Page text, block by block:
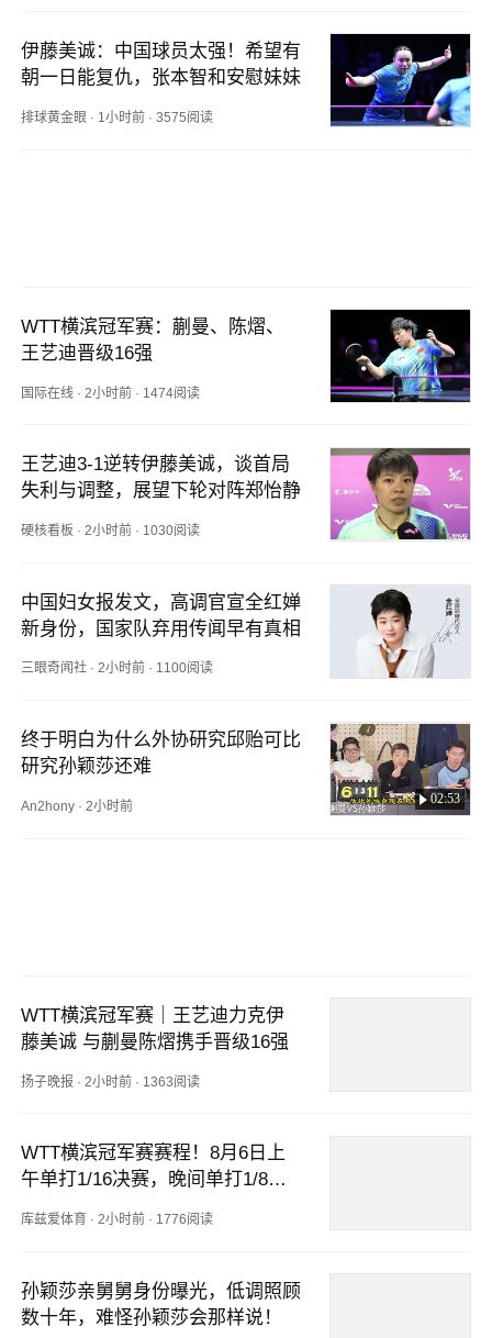
伊藤美诚：中国球员太强！希望有
朝一日能复仇，张本智和安慰妹妹
排球黄金眼 · 1小时前 ·3575阅读
WTT横滨冠军赛：蒯曼、陈熠、
王艺迪晋级16强
国际在线 · 2小时前 · 1474阅读
王艺迪3-1逆转伊藤美诚，谈首局
失利与调整，展望下轮对阵郑怡静
硬核看板 ·2小时前 · 1030阅读
中国妇女报发文，高调官宣全红婵
新身份，国家队弃用传闻早有真相
三眼奇闻社 ·2小时前 · 1100阅读
终于明白为什么外协研究邱贻可比
研究孙颖莎还难
02:53
An2hony · 2小时前
WTT横滨冠军赛｜王艺迪力克伊
藤美诚 与蒯曼陈熠携手晋级16强
扬子晚报 · 2小时前 · 1363阅读
WTT横滨冠军赛赛程！8月6日上
午单打1/16决赛，晚间单打1/8决
库兹爱体育 ·2小时前 · 1776阅读
孙颖莎亲舅舅身份曝光，低调照顾
数十年，难怪孙颖莎会那样说！